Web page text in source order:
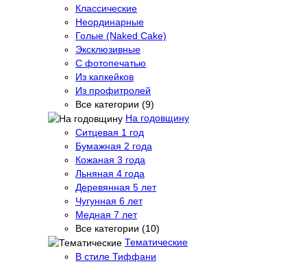
Классические
Неординарные
Голые (Naked Cake)
Эксклюзивные
С фотопечатью
Из капкейков
Из профитролей
Все категории (9)
На годовщину
Ситцевая 1 год
Бумажная 2 года
Кожаная 3 года
Льняная 4 года
Деревянная 5 лет
Чугунная 6 лет
Медная 7 лет
Все категории (10)
Тематические
В стиле Тиффани